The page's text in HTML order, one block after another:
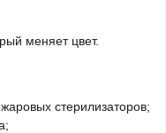
меняет цвет.
стерилизаторов;